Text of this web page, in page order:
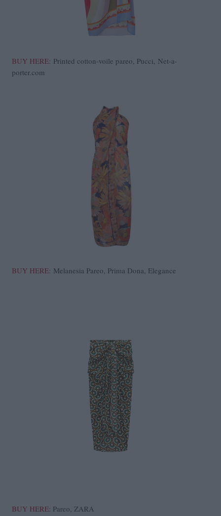
BUY HERE: Printed cotton-voile pareo, Pucci, Net-a-
porter.com
BUY HERE: Melanesia Pareo, Prima Dona, Elegance
BUY HERE: Pareo, ZARA